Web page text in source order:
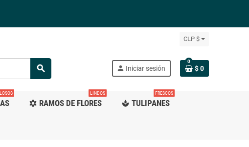
CLP $
search person Iniciar sesión
0
$ 0
filter_vintage RAMOS DE FLORES
LINDOS
spa TULIPANES
FRESCOS